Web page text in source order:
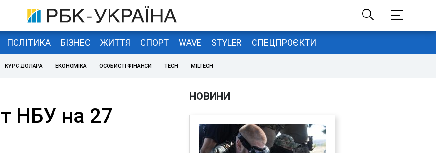
ПОЛІТИКА БІЗНЕС ЖИТТЯ СПОРТ WAVE STYLER СПЕЦПРОЄКТИ
КУРС ДОЛАРА ЕКОНОМІКА ОСОБИСТІ ФІНАНСИ TECH MILTECH
НБУ на 27
НОВИНИ